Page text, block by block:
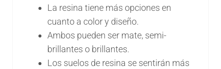
La resina tiene más opciones en
cuanto a color y diseño.
Ambos pueden ser mate, semi-
brillantes o brillantes.
Los suelos de resina se sentirán más